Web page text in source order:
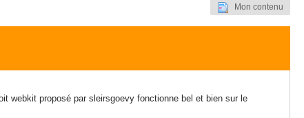
Mon contenu
webkit proposé par sleirsgoevy fonctionne bel et bien sur le